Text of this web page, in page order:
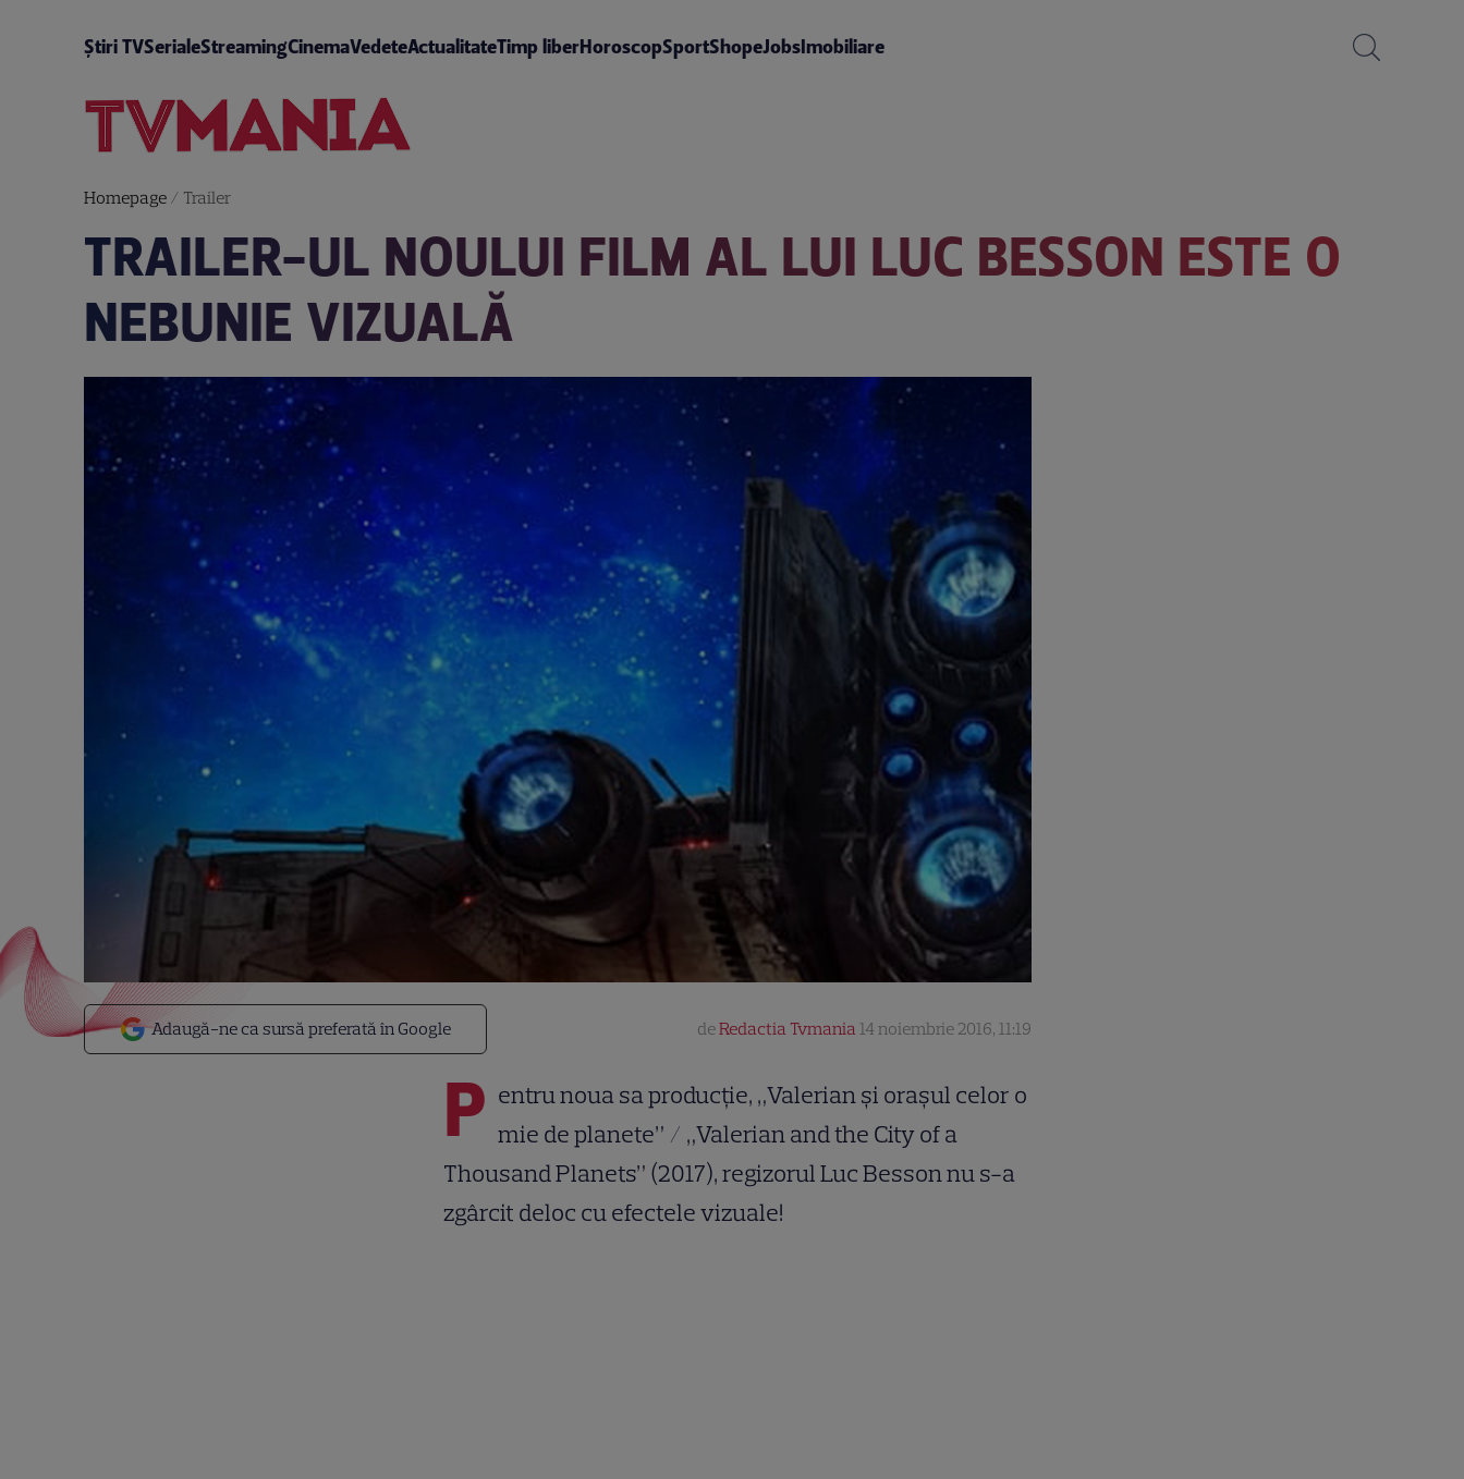
Știri TVSerialeStreamingCinemaVedeteActualitateTimp liberHoroscopSportShopeJobsImobiliare
Homepage/ Trailer
TRAILER-UL NOULUI FILM AL LUI LUC BESSON ESTE O
NEBUNIE VIZUALĂ
Adaugă-ne ca sursă preferată în Google deRedactia Tvmania 14 noiembrie 2016, 11:19
P entru noua sa producție, „Valerian și orașul celor o
mie de planete” / „Valerian and the City of a
Thousand Planets” (2017), regizorul Luc Besson nu s-a
zgârcit deloc cu efectele vizuale!